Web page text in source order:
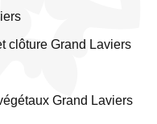
clôture Grand Laviers
Grand Laviers